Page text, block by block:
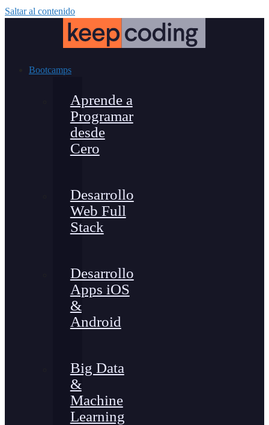
Saltar al contenido
Bootcamps
Aprende a
Programar
desde
Cero
Desarrollo
Web Full
Stack
Desarrollo
Apps iOS
&
Android
Big Data
&
Machine
Learning